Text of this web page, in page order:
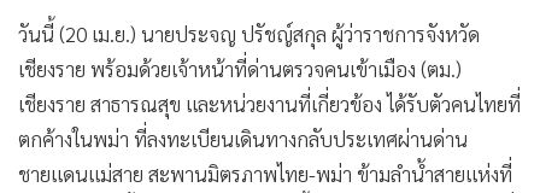
• กองทุนรวม
• Celeb Online
• Factcheck
• ญี่ปุ่น
• News1
วันนี้ (20 เม.ย.) นายประจญ ปรัชญ์สกุล ผู้ว่าราชการจังหวัด
เชียงราย พร้อมด้วยเจ้าหน้าที่ด่านตรวจคนเข้าเมือง (ตม.)
เชียงราย สาธารณสุข และหน่วยงานที่เกี่ยวข้อง ได้รับตัวคนไทยที่
ตกค้างในพม่า ที่ลงทะเบียนเดินทางกลับประเทศผ่านด่าน
ชายแดนแม่สาย สะพานมิตรภาพไทย-พม่า ข้ามลำน้ำสายแห่งที่